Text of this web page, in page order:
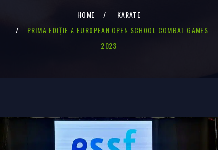
HOME
KARATE
PRIMA EDIȚIE A EUROPEAN OPEN SCHOOL COMBAT GAMES
2023